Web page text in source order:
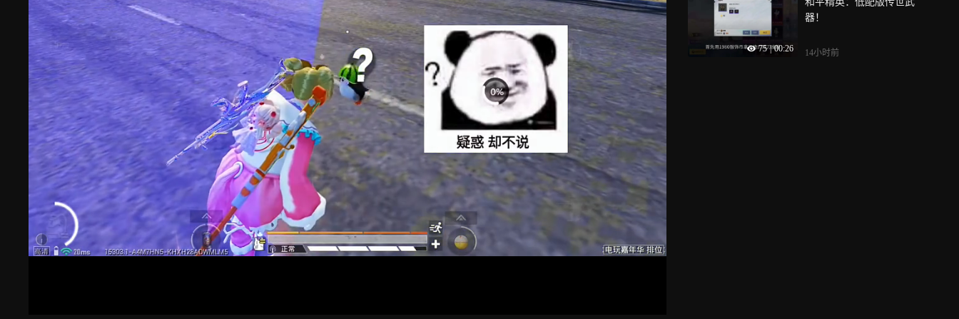
75 | 00:26
器！
14小时前